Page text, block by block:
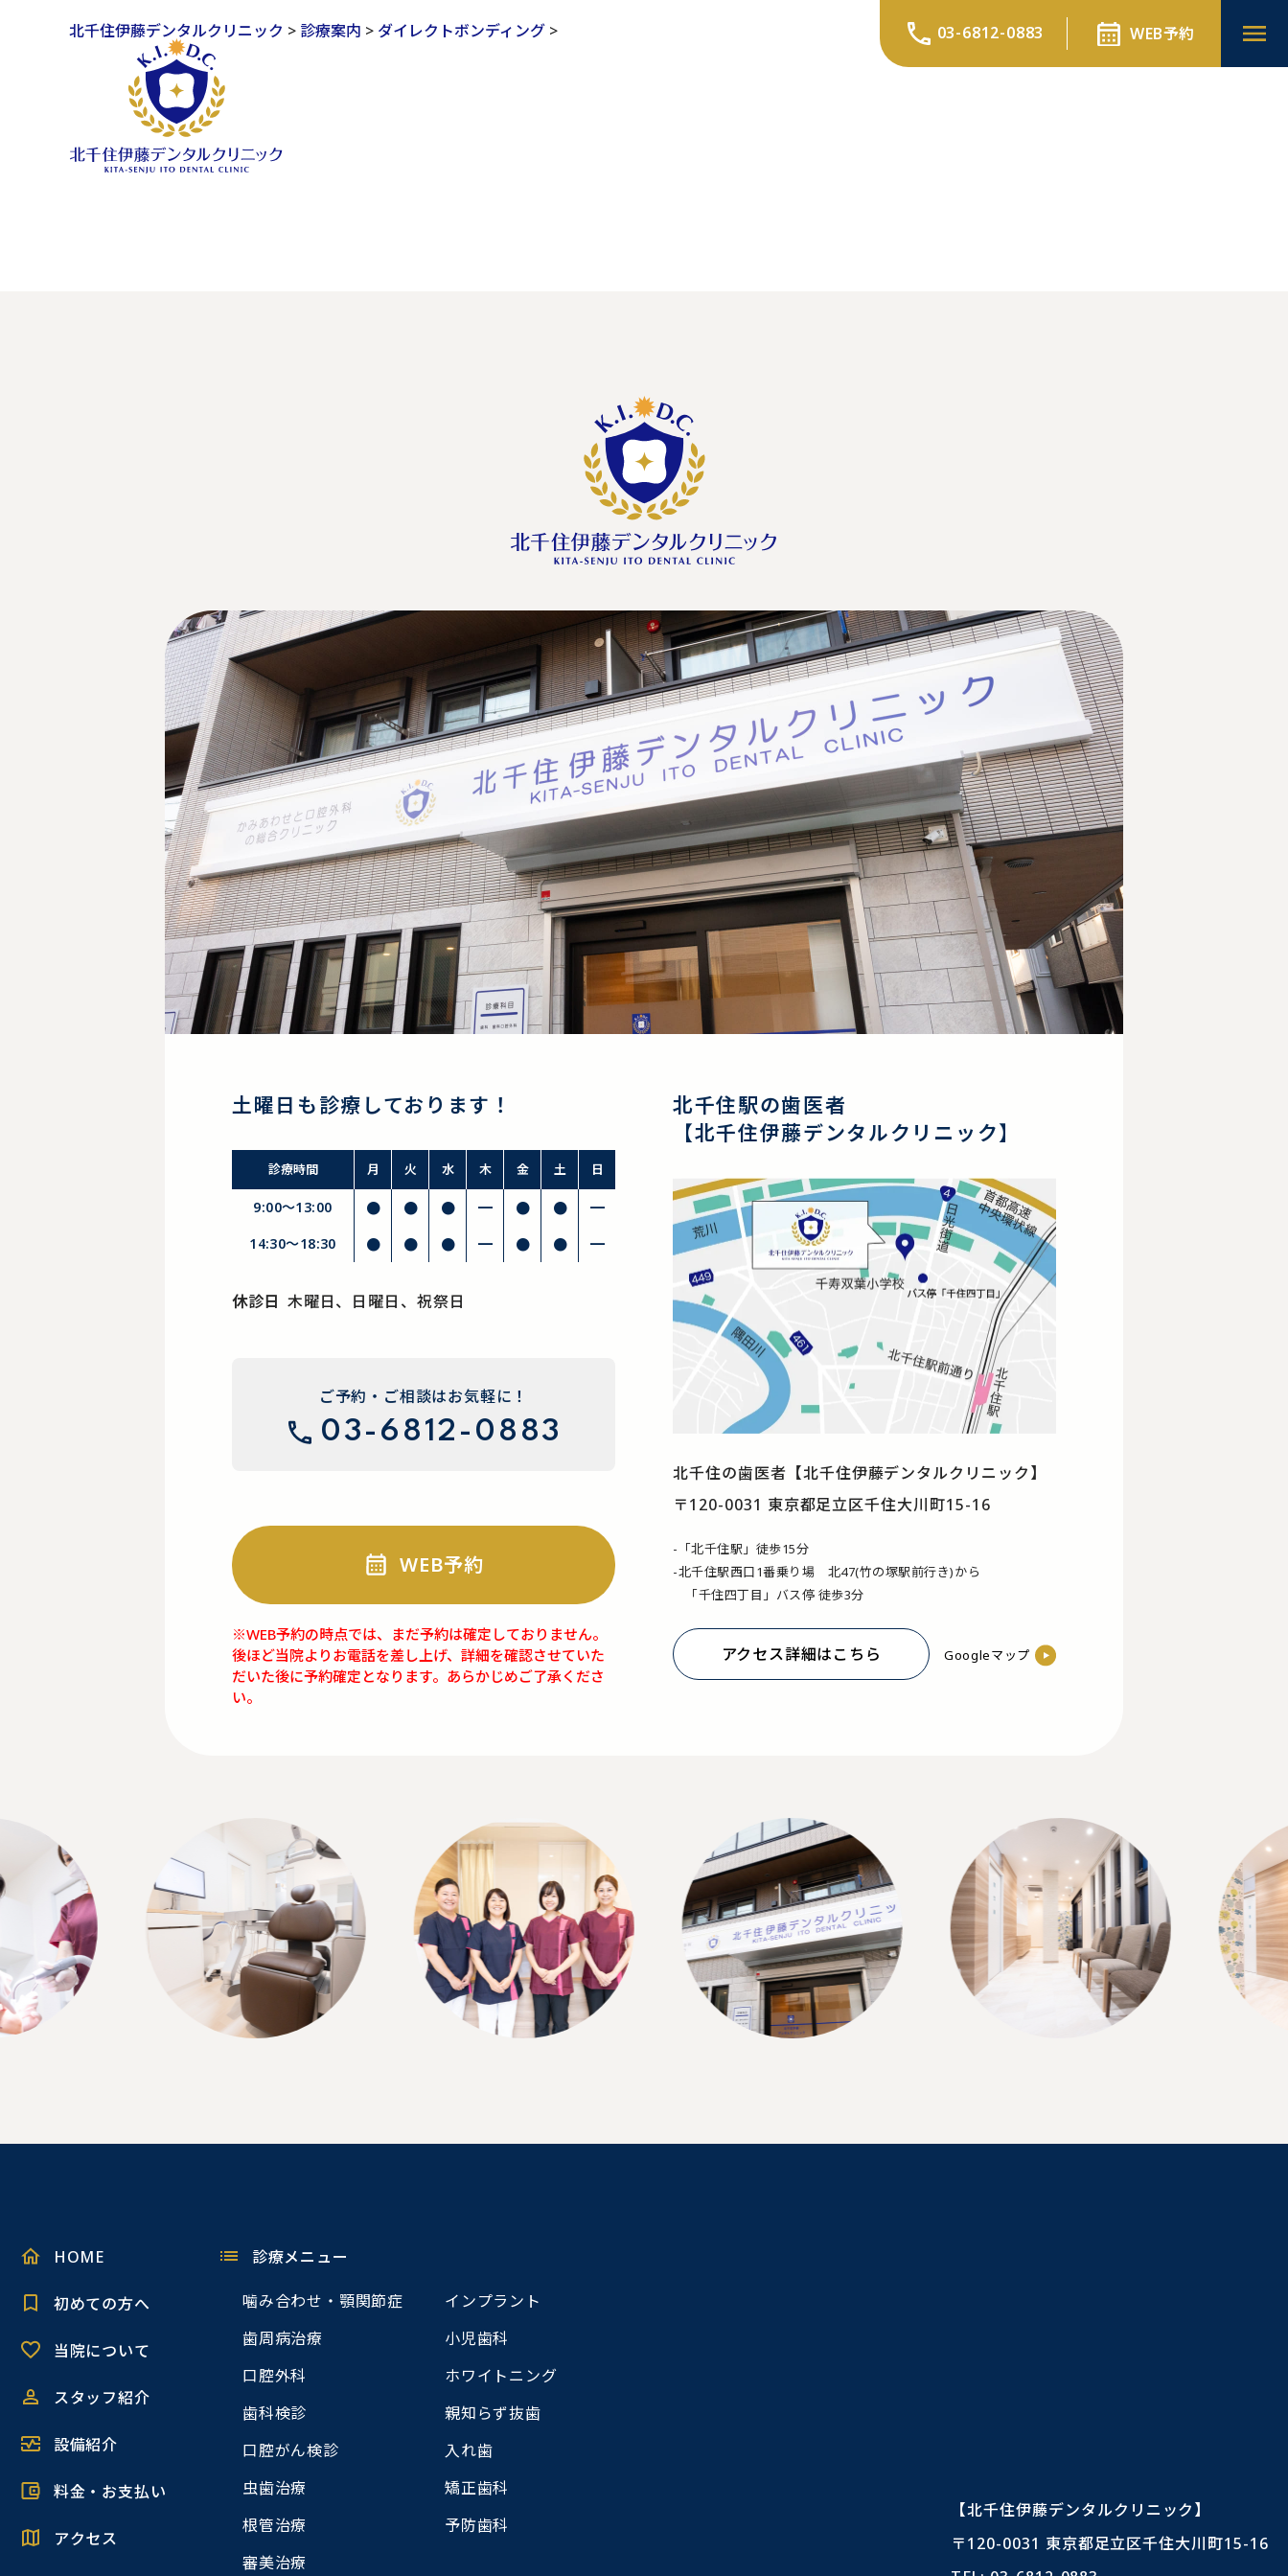
03-6812-0883 WEB予約
北千住伊藤デンタルクリニック > 診療案内 > ダイレクトボンディング >
土曜日も診療しております！
診療時間 月 火 水 木 金 土 日
9:00～13:00 ● ● ● ━ ● ● ━
14:30〜18:30 ● ● ● ━ ● ● ━
休診日 木曜日、日曜日、祝祭日
ご予約・ご相談はお気軽に！
03-6812-0883
WEB予約
※WEB予約の時点では、まだ予約は確定しておりません。
後ほど当院よりお電話を差し上げ、詳細を確認させていた
だいた後に予約確定となります。あらかじめご了承くださ
い。
北千住駅の歯医者
【北千住伊藤デンタルクリニック】
北千住の歯医者 【北千住伊藤デンタルクリニック】
〒120-0031 東京都足立区千住大川町15-16
-「北千住駅」徒歩15分
-北千住駅西口1番乗り場 北47(竹の塚駅前行き)から
「千住四丁目」バス停 徒歩3分
アクセス詳細はこちら Googleマップ
HOME
初めての方へ
当院について
スタッフ紹介
設備紹介
料金・お支払い
アクセス
診療メニュー
噛み合わせ・顎関節症
歯周病治療
口腔外科
歯科検診
口腔がん検診
虫歯治療
根管治療
審美治療
インプラント
小児歯科
ホワイトニング
親知らず抜歯
入れ歯
矯正歯科
予防歯科
【北千住伊藤デンタルクリニック】
〒120-0031 東京都足立区千住大川町15-16